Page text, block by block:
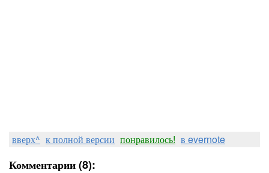
вверх^ к полной версии понравилось! в evernote
Комментарии (8):